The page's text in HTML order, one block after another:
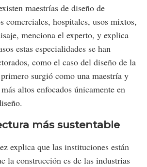
maestrías de diseño de
comerciales, hospitales, usos mixtos,
menciona el experto, y explica
estas especialidades se han
como el caso del diseño de la
surgió como una maestría y
altos enfocados únicamente en
más sustentable
explica que las instituciones están
la construcción es de las industrias